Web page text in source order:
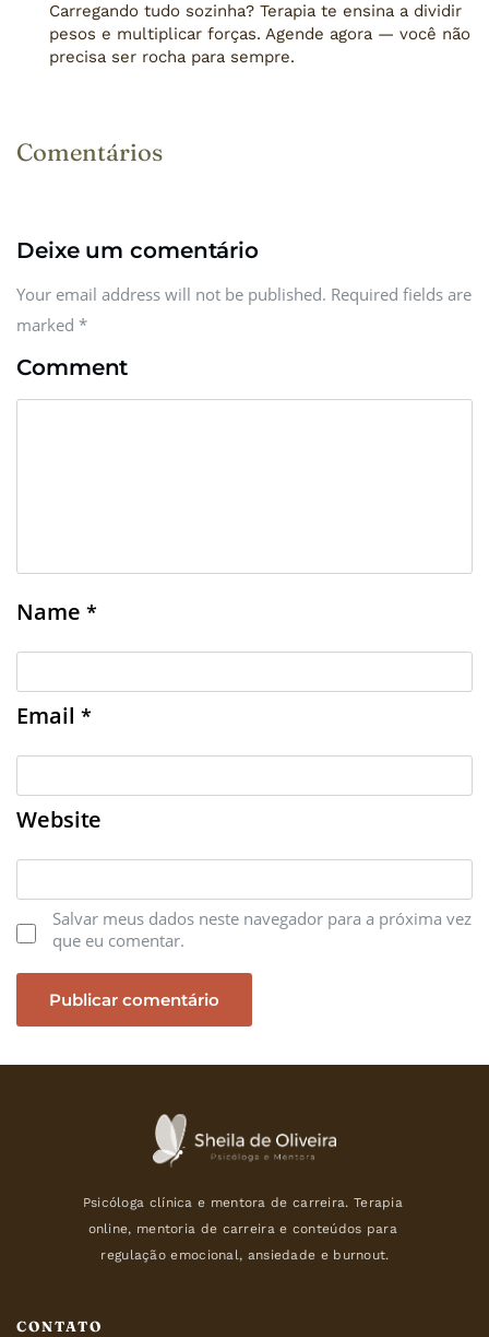
Carregando tudo sozinha? Terapia te ensina a dividir
pesos e multiplicar forças. Agende agora — você não
precisa ser rocha para sempre.
Comentários
Deixe um comentário
Your email address will not be published. Required fields are
marked *
Comment
Name *
Email *
Website
Salvar meus dados neste navegador para a próxima vez
que eu comentar.
Psicóloga clínica e mentora de carreira. Terapia
online, mentoria de carreira e conteúdos para
regulação emocional, ansiedade e burnout.
CONTATO